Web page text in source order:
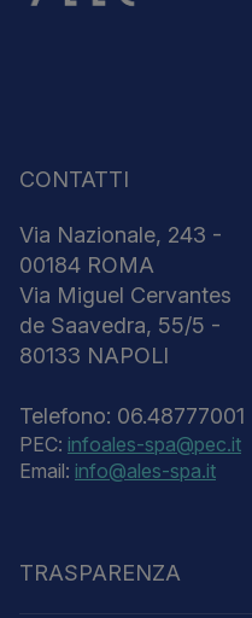
CONTATTI
Via Nazionale, 243 -
00184 ROMA
Via Miguel Cervantes
de Saavedra, 55/5 -
80133 NAPOLI
Telefono: 06.48777001
PEC: infoales-spa@pec.it
Email: info@ales-spa.it
TRASPARENZA